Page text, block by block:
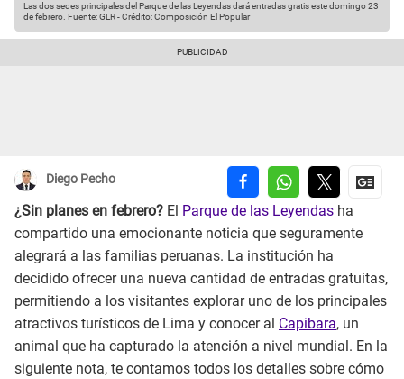
Las dos sedes principales del Parque de las Leyendas dará entradas gratis este domingo 23
de febrero. Fuente: GLR-Crédito: Composición El Popular
Diego Pecho
¿Sin planes en febrero? El Parque de las Leyendas ha
compartido una emocionante noticia que seguramente
alegrará a las familias peruanas. La institución ha
decidido ofrecer una nueva cantidad de entradas gratuitas,
permitiendo a los visitantes explorar uno de los principales
atractivos turísticos de Lima y conocer al Capibara, un
animal que ha capturado la atención a nivel mundial. En la
siguiente nota, te contamos todos los detalles sobre cómo